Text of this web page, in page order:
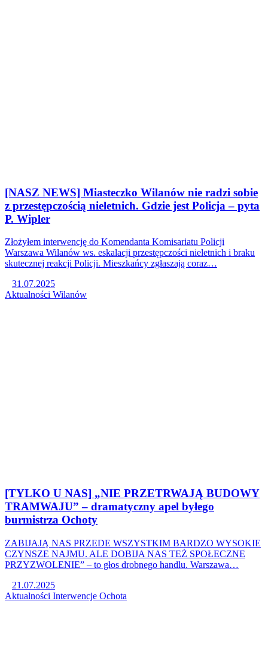
[NASZ NEWS] Miasteczko Wilanów nie radzi sobie
z przestępczością nieletnich. Gdzie jest Policja – pyta
P. Wipler
Złożyłem interwencję do Komendanta Komisariatu Policji
Warszawa Wilanów ws. eskalacji przestępczości nieletnich i braku
skutecznej reakcji Policji. Mieszkańcy zgłaszają coraz…
31.07.2025
Aktualności Wilanów
[TYLKO U NAS] „NIE PRZETRWAJĄ BUDOWY
TRAMWAJU” – dramatyczny apel byłego
burmistrza Ochoty
ZABIJAJĄ NAS PRZEDE WSZYSTKIM BARDZO WYSOKIE
CZYNSZE NAJMU. ALE DOBIJA NAS TEŻ SPOŁECZNE
PRZYZWOLENIE” – to głos drobnego handlu. Warszawa…
21.07.2025
Aktualności Interwencje Ochota